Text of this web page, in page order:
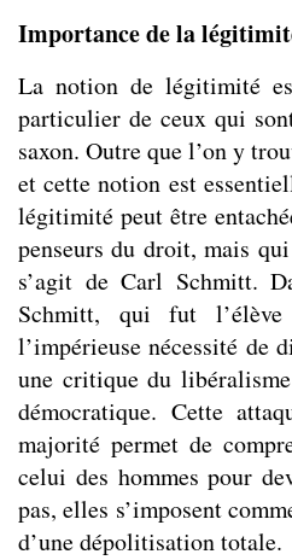
Importance de la
La notion de légitimité
particulier de ceux qui
saxon. Outre que l’on y
et cette notion est
légitimité peut être
penseurs du droit, mais
s’agit de Carl Schmitt.
Schmitt, qui fut
l’impérieuse nécessité
une critique du
démocratique. Cette
majorité permet de
celui des hommes pour
pas, elles s’imposent
d’une dépolitisation totale.